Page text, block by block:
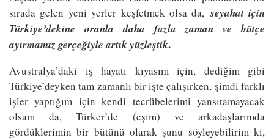
sırada gelen yeni yerler keşfetmek olsa da,seyahat için
Türkiye’dekine oranla daha fazla zaman ve bütçe
ayırmamız gerçeğiyle artık yüzleştik.
Avustralya’daki iş hayatı kıyasım için, dediğim gibi
Türkiye’deyken tam zamanlı bir işte çalışırken, şimdi farklı
işler yaptığım için kendi tecrübelerimi yansıtamayacak
olsam da, Türker’de (eşim) ve arkadaşlarımda
gördüklerimin bir bütünü olarak şunu söyleyebilirim ki,